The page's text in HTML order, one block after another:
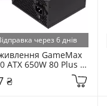
через 6 днів
GameMax
ATX 650W 80 Plus
₴